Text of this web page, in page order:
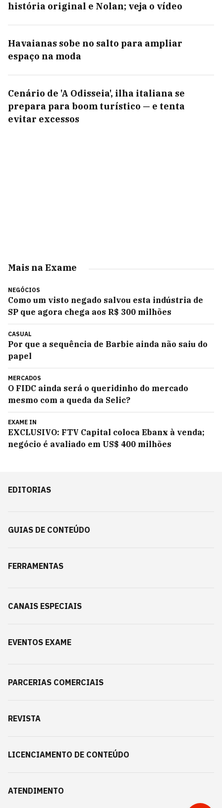
história original e Nolan; veja o vídeo
Havaianas sobe no salto para ampliar
espaço na moda
Cenário de 'A Odisseia', ilha italiana se
prepara para boom turístico — e tenta
evitar excessos
Mais na Exame
NEGÓCIOS
Como um visto negado salvou esta indústria de
SP que agora chega aos R$ 300 milhões
CASUAL
Por que a sequência de Barbie ainda não saiu do
papel
MERCADOS
O FIDC ainda será o queridinho do mercado
mesmo com a queda da Selic?
EXAME IN
EXCLUSIVO: FTV Capital coloca Ebanx à venda;
negócio é avaliado em US$ 400 milhões
EDITORIAS
GUIAS DE CONTEÚDO
FERRAMENTAS
CANAIS ESPECIAIS
EVENTOS EXAME
PARCERIAS COMERCIAIS
REVISTA
LICENCIAMENTO DE CONTEÚDO
ATENDIMENTO